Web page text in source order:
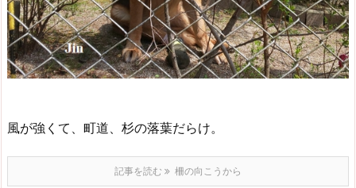
風が強くて、町道、杉の落葉だらけ。
記事を読む 柵の向こうから